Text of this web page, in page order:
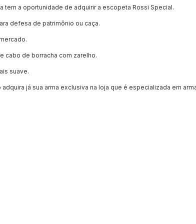
tem a oportunidade de adquirir a escopeta Rossi Special.
defesa de patrimônio ou caça.
cabo de borracha com zarelho.
suave.
já sua arma exclusiva na loja que é especializada em